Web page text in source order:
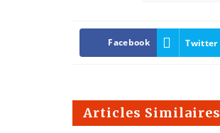
Facebook Twitter
Articles Similaires